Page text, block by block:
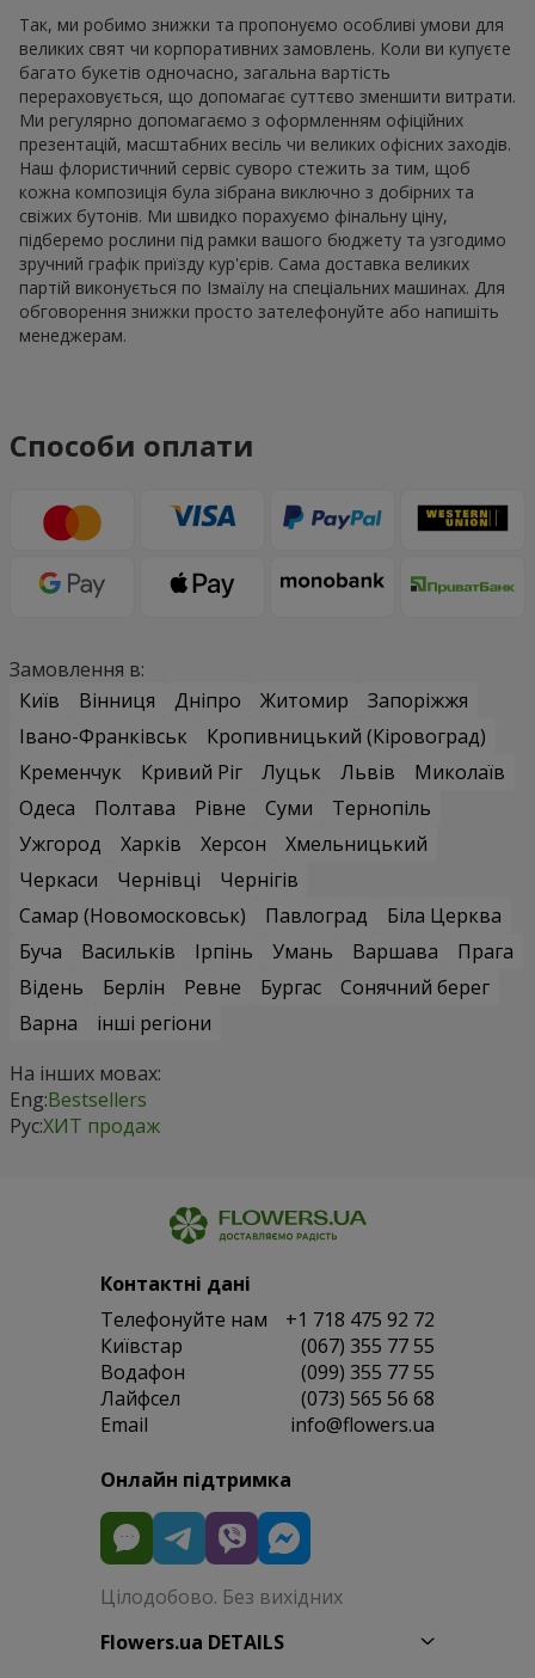
Так, ми робимо знижки та пропонуємо особливі умови для
великих свят чи корпоративних замовлень. Коли ви купуєте
багато букетів одночасно, загальна вартість
перераховується, що допомагає суттєво зменшити витрати.
Ми регулярно допомагаємо з оформленням офіційних
презентацій, масштабних весіль чи великих офісних заходів.
Наш флористичний сервіс суворо стежить за тим, щоб
кожна композиція була зібрана виключно з добірних та
свіжих бутонів. Ми швидко порахуємо фінальну ціну,
підберемо рослини під рамки вашого бюджету та узгодимо
зручний графік приїзду кур'єрів. Сама доставка великих
партій виконується по Ізмаїлу на спеціальних машинах. Для
обговорення знижки просто зателефонуйте або напишіть
менеджерам.
Способи оплати
Замовлення в:
Київ
Вінниця Дніпро Житомир
Запоріжжя
Івано-Франківськ
Кропивницький (Кіровоград)
Кременчук
Кривий Ріг Луцьк Львів
Миколаїв
Одеса
Полтава Рівне Суми
Тернопіль
Ужгород
Харків Херсон
Хмельницький
Черкаси
Чернівці
Чернігів
Самар (Новомосковськ)
Павлоград
Біла Церква
Буча
Васильків Ірпінь Умань Варшава
Прага
Відень
Берлін Ревне Бургас
Сонячний берег
Варна
інші регіони
На інших мовах:
Eng:Bestsellers
Рус:ХИТ продаж
Контактні дані
Телефонуйте нам
+1 718 475 92 72
Київстар
(067) 355 77 55
Водафон
(099) 355 77 55
Лайфсел
(073) 565 56 68
Email
info@flowers.ua
Онлайн підтримка
Цілодобово. Без вихідних
Flowers.ua DETAILS